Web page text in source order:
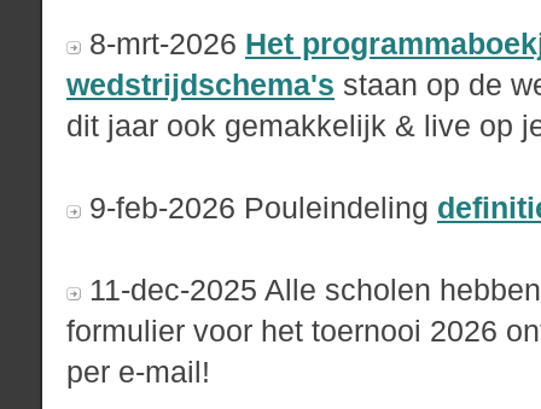
8-mrt-2026 Het
wedstrijdschema's staan op de
dit jaar ook gemakkelijk & live op
9-feb-2026 Pouleindeling
11-dec-2025 Alle scholen
formulier voor het toernooi 2026
per e-mail!